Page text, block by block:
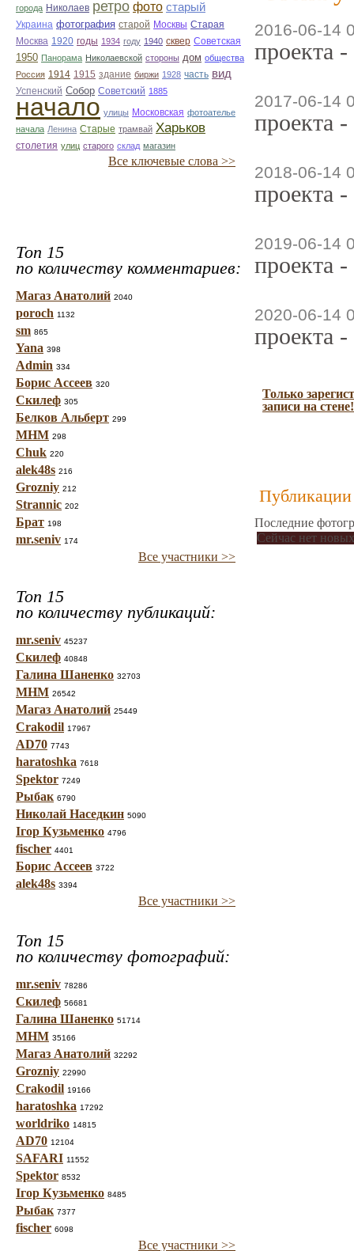
города Николаев ретро фото старый
Украина фотография старой Москвы Старая
Москва 1920 годы 1934 году 1940 сквер Советская
1950 Панорама Николаевской стороны дом общества
Россия 1914 1915 здание биржи 1928 часть вид
Успенский Собор Советский 1885
начало улицы Московская фотоателье
начала Ленина Старые трамвай Харьков
столетия улиц старого склад магазин
Все ключевые слова >>
Топ 15
по количеству комментариев:
Магаз Анатолий 2040
poroch 1132
sm 865
Yana 398
Admin 334
Борис Ассеев 320
Скилеф 305
Белков Альберт 299
МНМ 298
Chuk 220
alek48s 216
Grozniy 212
Strannic 202
Брат 198
mr.seniv 174
Все участники >>
Топ 15
по количеству публикаций:
mr.seniv 45237
Скилеф 40848
Галина Шаненко 32703
МНМ 26542
Магаз Анатолий 25449
Crakodil 17967
AD70 7743
haratoshka 7618
Spektor 7249
Рыбак 6790
Николай Наседкин 5090
Ігор Кузьменко 4796
fischer 4401
Борис Ассеев 3722
alek48s 3394
Все участники >>
Топ 15
по количеству фотографий:
mr.seniv 78286
Скилеф 56681
Галина Шаненко 51714
МНМ 35166
Магаз Анатолий 32292
Grozniy 22990
Crakodil 19166
haratoshka 17292
worldriko 14815
AD70 12104
SAFARI 11552
Spektor 8532
Ігор Кузьменко 8485
Рыбак 7377
fischer 6098
Все участники >>
2016-06-14
проекта
2017-06-14
проекта
2018-06-14
проекта
2019-06-14
проекта
2020-06-14
проекта
Только
записи на стене!
Публикации
Последние
Сейчас нет